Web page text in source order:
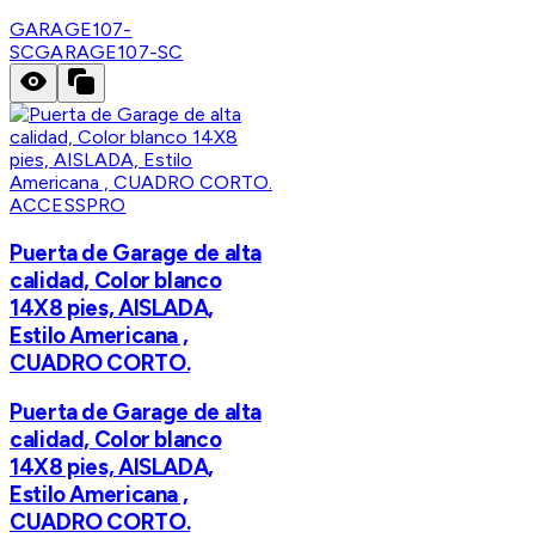
GARAGE107-
SCGARAGE107-SC
ACCESSPRO
Puerta de Garage de alta
calidad, Color blanco
14X8 pies, AISLADA,
Estilo Americana ,
CUADRO CORTO.
Puerta de Garage de alta
calidad, Color blanco
14X8 pies, AISLADA,
Estilo Americana ,
CUADRO CORTO.